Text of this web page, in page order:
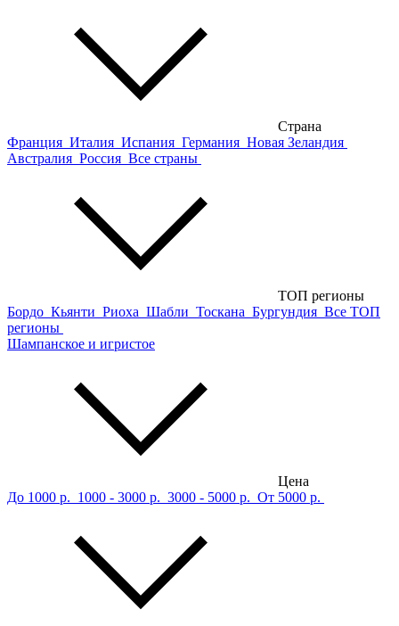
Страна
Франция Италия Испания Германия Новая Зеландия
Австралия Россия Все страны
ТОП регионы
Бордо Кьянти Риоха Шабли Тоскана Бургундия Все ТОП
регионы
Шампанское и игристое
Цена
До 1000 р. 1000 - 3000 р. 3000 - 5000 р. От 5000 р.